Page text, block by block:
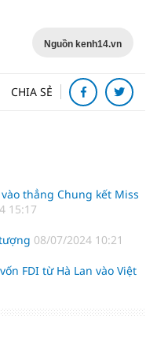
Nguồn kenh14.vn
CHIA SẺ
thẳng Chung kết Miss
15:17
08/07/2024 10:21
FDI từ Hà Lan vào Việt